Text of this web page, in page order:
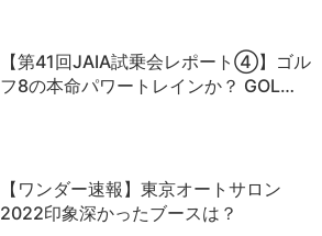
【第41回JAIA試乗会レポート④】ゴル
フ8の本命パワートレインか？ GOL…
【ワンダー速報】東京オートサロン
2022印象深かったブースは？